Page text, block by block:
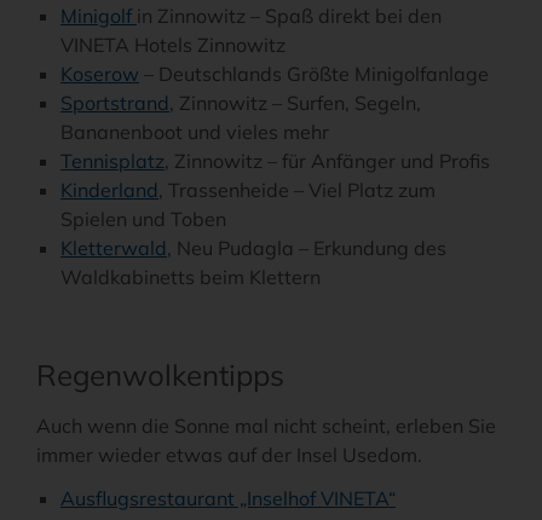
Minigolf in Zinnowitz – Spaß direkt bei den
VINETA Hotels Zinnowitz
Koserow – Deutschlands Größte Minigolfanlage
Sportstrand, Zinnowitz – Surfen, Segeln,
Bananenboot und vieles mehr
Tennisplatz, Zinnowitz – für Anfänger und Profis
Kinderland, Trassenheide – Viel Platz zum
Spielen und Toben
Kletterwald, Neu Pudagla – Erkundung des
Waldkabinetts beim Klettern
Regenwolkentipps
Auch wenn die Sonne mal nicht scheint, erleben Sie
immer wieder etwas auf der Insel Usedom.
Ausflugsrestaurant „Inselhof VINETA“